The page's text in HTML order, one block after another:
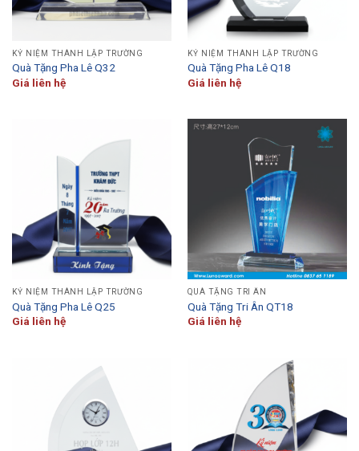
KỶ NIỆM THÀNH LẬP TRƯỜNG
Quà Tặng Pha Lê Q32
Giá liên hệ
KỶ NIỆM THÀNH LẬP TRƯỜNG
Quà Tặng Pha Lê Q18
Giá liên hệ
KỶ NIỆM THÀNH LẬP TRƯỜNG
Quà Tặng Pha Lê Q25
Giá liên hệ
QUÀ TẶNG TRI ÂN
Quà Tặng Tri Ân QT18
Giá liên hệ